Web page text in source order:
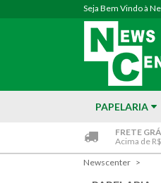
Seja Bem Vindo à
PAPELARIA
FRETE
Acima de
Newscenter